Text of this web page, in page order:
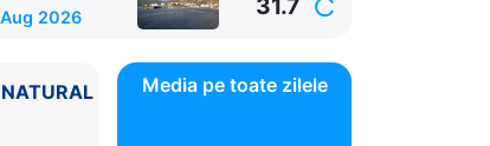
2026 31.7
NATURAL Media pe toate zilele